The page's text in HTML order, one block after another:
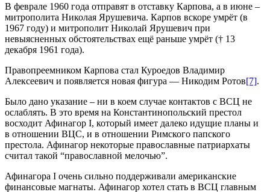
В феврале 1960 года отправят в отставку Карпова, а в июне –
митрополита Николая Ярушевича. Карпов вскоре умрёт (в
1967 году) и митрополит Николай Ярушевич при
невыясненных обстоятельствах ещё раньше умрёт († 13
декабря 1961 года).
Правопреемником Карпова стал Куроедов Владимир
Алексеевич и появляется новая фигура — Никодим Ротов[7].
Было дано указание – ни в коем случае контактов с ВСЦ не
ослаблять. В это время на Константинопольский престол
восходит Афинагор I, который имеет далеко идущие планы и
в отношении ВЦС, и в отношении Римского папского
престола. Афинагор некоторые православные патриархаты
считал такой “православной мелочью”.
Афинагора I очень сильно поддерживали американские
финансовые магнаты. Афинагор хотел стать в ВСЦ главным